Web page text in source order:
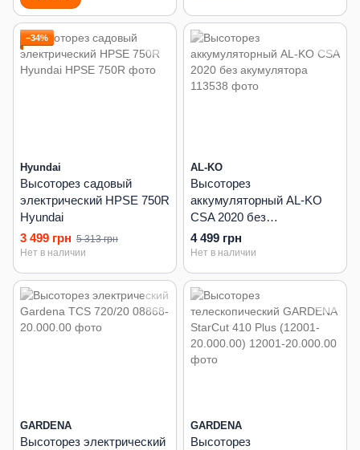
−34%
Hyundai
Высоторез садовый
электрический HPSE 750R
Hyundai
3 499 грн 5 313 грн
Нет в наличии
AL-KO
Высоторез
аккумуляторный AL-KO
CSA 2020 без
акумулятора
4 499 грн
Нет в наличии
GARDENA
Высоторез электрический
GARDENA
Высоторез